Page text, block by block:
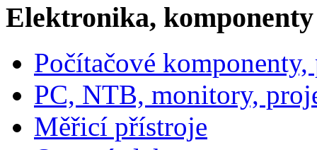
Elektronika, komponenty
Počítačové
PC, NTB, monitory,
Měřicí přístroje